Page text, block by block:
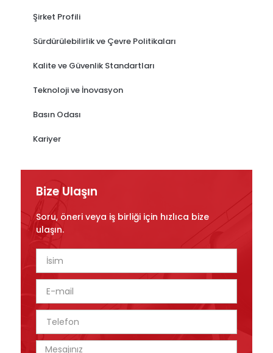
Şirket Profili
Sürdürülebilirlik ve Çevre Politikaları
Kalite ve Güvenlik Standartları
Teknoloji ve İnovasyon
Basın Odası
Kariyer
Bize Ulaşın
Soru, öneri veya iş birliği için hızlıca bize
ulaşın.